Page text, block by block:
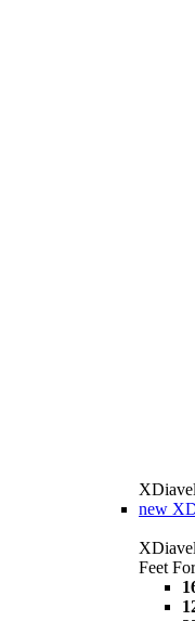
XDiavel
new
Feet